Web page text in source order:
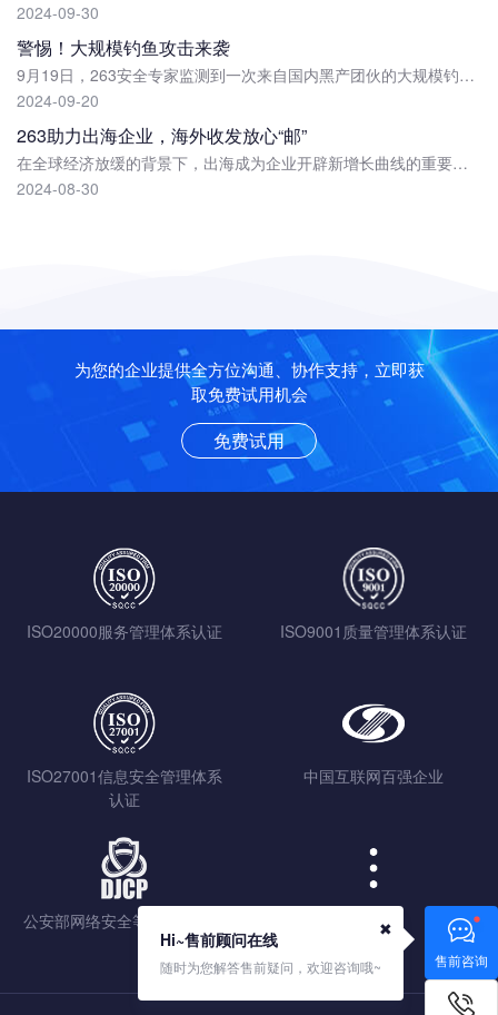
2024-09-30
警惕！大规模钓鱼攻击来袭
9月19日，263安全专家监测到一次来自国内黑产团伙的大规模钓鱼邮件攻击，目标瞄准国内的政府机关单位，国内企业和高校，诱导用户点击外链或扫码登录，最终收集银行账户密...
2024-09-20
263助力出海企业，海外收发放心“邮”
在全球经济放缓的背景下，出海成为企业开辟新增长曲线的重要法宝，越来越多的中国企业已在加速出海步伐。在日趋频繁的全球性商务活动中，邮箱作为海内外交流的重要通信工...
2024-08-30
为您的企业提供全方位沟通、协作支持，立即获
取免费试用机会
免费试用
ISO20000服务管理体系认证 ISO9001质量管理体系认证
ISO27001信息安全管理体系
认证
中国互联网百强企业
公安部网络安全等级保护认证 查看更多
售前咨询
Hi~售前顾问在线
随时为您解答售前疑问，欢迎咨询哦~
✖